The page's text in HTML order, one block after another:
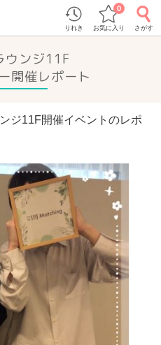
りれき お気に入り
0
さがす
ウンジ11F
開催レポート
ジ11F開催イベントのレポ